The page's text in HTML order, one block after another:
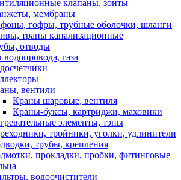
клапаны, зонты
мембраны
гофры, трубные оболочки, шланги
трапы канализационные
отводы
газа
вентили
Краны шаровые, вентиля
Краны-буксы, картриджи, маховики
элементы, тэны
тройники, уголки, удлинители
трубы, крепления
прокладки, пробки, фитинговые
водоочистители